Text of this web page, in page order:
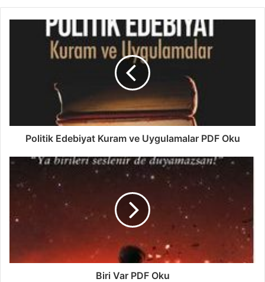
Politik Edebiyat Kuram ve Uygulamalar PDF Oku
Biri Var PDF Oku